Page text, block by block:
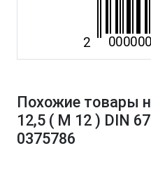
Похожие товары
12,5 ( M 12 ) DIN
0375786